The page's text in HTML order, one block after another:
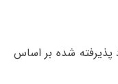
پذیرفته شده بر اساس